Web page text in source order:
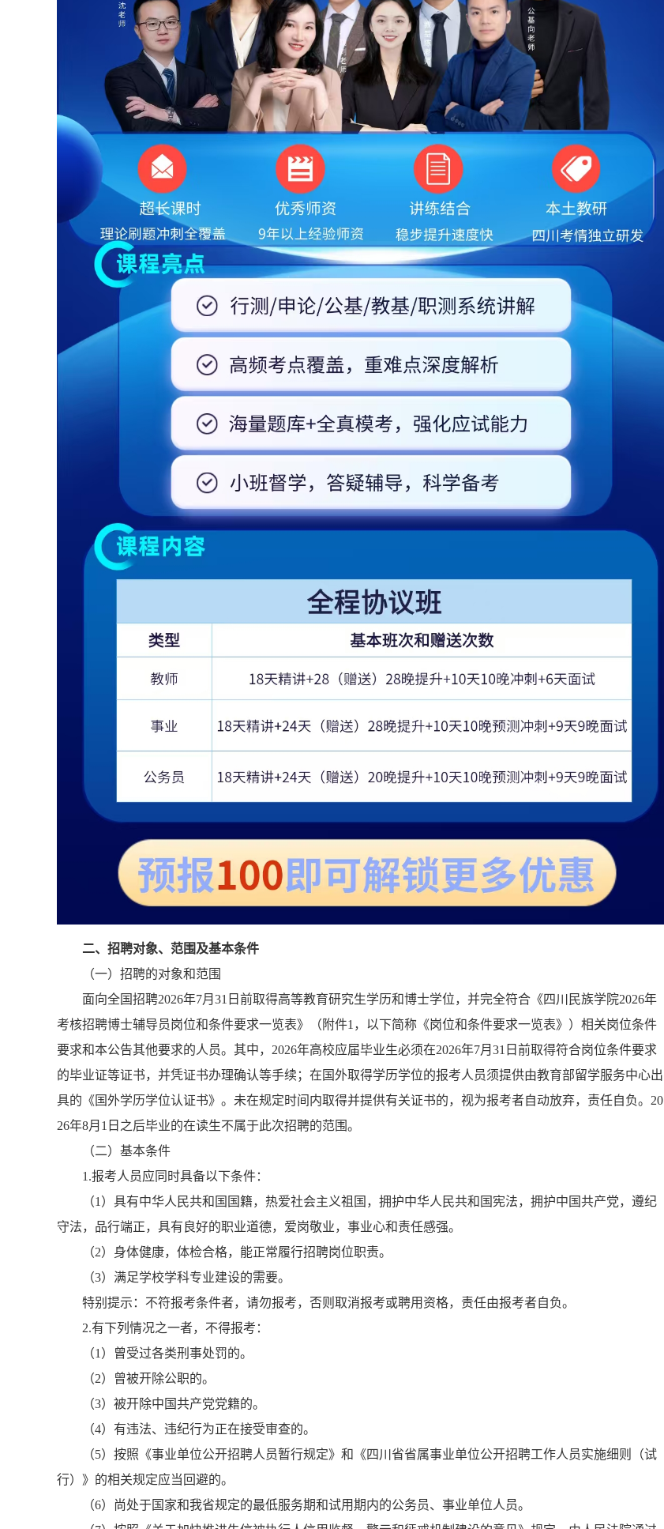
二、招聘对象、范围及基本条件
（一）招聘的对象和范围
面向全国招聘2026年7月31日前取得高等教育研究生学历和博士学位，并完全符合《四川民族学院2026年
考核招聘博士辅导员岗位和条件要求一览表》（附件1，以下简称《岗位和条件要求一览表》）相关岗位条件
要求和本公告其他要求的人员。其中，2026年高校应届毕业生必须在2026年7月31日前取得符合岗位条件要求
的毕业证等证书，并凭证书办理确认等手续；在国外取得学历学位的报考人员须提供由教育部留学服务中心出
具的《国外学历学位认证书》。未在规定时间内取得并提供有关证书的，视为报考者自动放弃，责任自负。20
26年8月1日之后毕业的在读生不属于此次招聘的范围。
（二）基本条件
1.报考人员应同时具备以下条件：
（1）具有中华人民共和国国籍，热爱社会主义祖国，拥护中华人民共和国宪法，拥护中国共产党，遵纪
守法，品行端正，具有良好的职业道德，爱岗敬业，事业心和责任感强。
（2）身体健康，体检合格，能正常履行招聘岗位职责。
（3）满足学校学科专业建设的需要。
特别提示：不符报考条件者，请勿报考，否则取消报考或聘用资格，责任由报考者自负。
2.有下列情况之一者，不得报考：
（1）曾受过各类刑事处罚的。
（2）曾被开除公职的。
（3）被开除中国共产党党籍的。
（4）有违法、违纪行为正在接受审查的。
（5）按照《事业单位公开招聘人员暂行规定》和《四川省省属事业单位公开招聘工作人员实施细则（试
行）》的相关规定应当回避的。
（6）尚处于国家和我省规定的最低服务期和试用期内的公务员、事业单位人员。